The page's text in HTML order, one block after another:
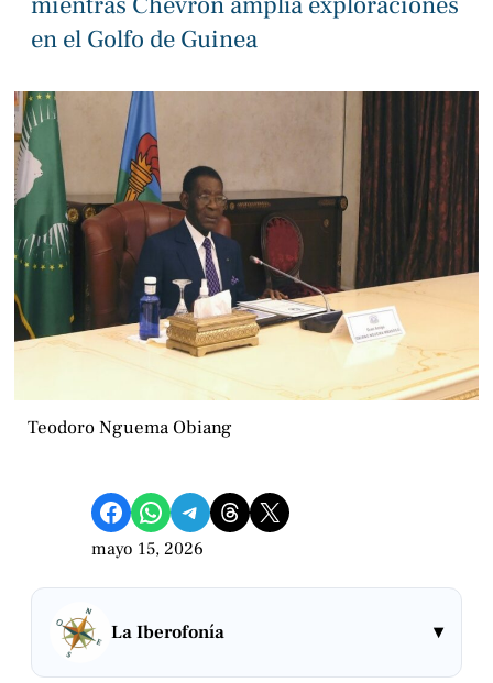
en el Golfo de Guinea
Teodoro Nguema Obiang
Compartir en Facebook Compartir en WhatsApp Compartir en Telegram Share on Threads Compartir en X
mayo 15, 2026
La Iberofonía ▾